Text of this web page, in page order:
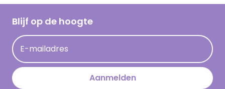
Hallmark Kaartclub
Acties
Persberichten
Hallmark en Kinderpostzegels
Cadeau inspiratie
Kaartinspiratie
Blijf op de hoogte
E-mailadres
Aanmelden